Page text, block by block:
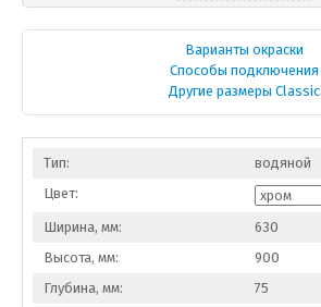
Варианты окраски
Способы подключения
Другие размеры Classic
Тип:
водяной
Цвет:
Ширина, мм:
630
Высота, мм:
900
Глубина, мм:
75